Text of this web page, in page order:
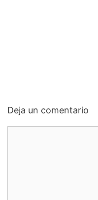
Deja un comentario